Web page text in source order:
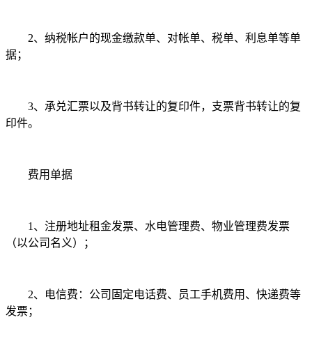
2、纳税帐户的现金缴款单、对帐单、税单、利息单等单
据；
3、承兑汇票以及背书转让的复印件，支票背书转让的复
印件。
费用单据
1、注册地址租金发票、水电管理费、物业管理费发票
（以公司名义）；
2、电信费：公司固定电话费、员工手机费用、快递费等
发票；